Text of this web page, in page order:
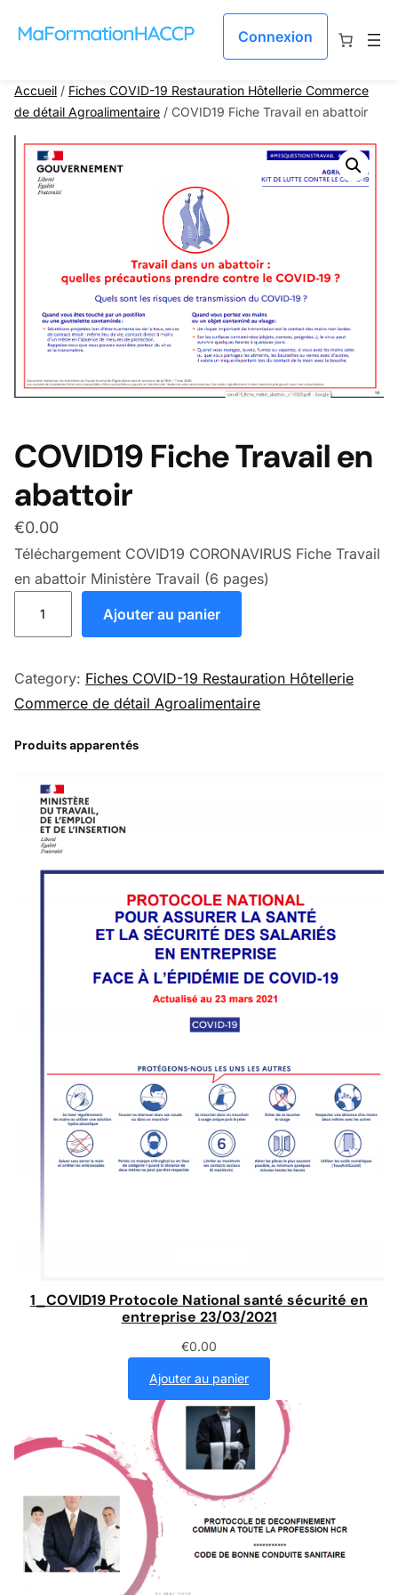
Connexion
Accueil / Fiches COVID-19 Restauration Hôtellerie Commerce
de détail Agroalimentaire / COVID19 Fiche Travail en abattoir
COVID19 Fiche Travail en
abattoir
€0.00
Téléchargement COVID19 CORONAVIRUS Fiche Travail
en abattoir Ministère Travail (6 pages)
Ajouter au panier
Category: Fiches COVID-19 Restauration Hôtellerie
Commerce de détail Agroalimentaire
Produits apparentés
1_COVID19 Protocole National santé sécurité en
entreprise 23/03/2021
€0.00
Ajouter au panier